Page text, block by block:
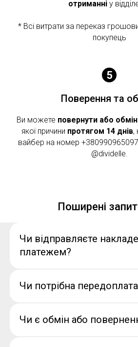
отриманніу
* Всі витрати за переказ
покупець
Поверення та
Ви можете повернути або
якої причини протягом 14 днів,
вайбер на номер
@dividelle.
Поширені
Чи відправляєте
платежем?
Чи потрібна
Чи є обмін або